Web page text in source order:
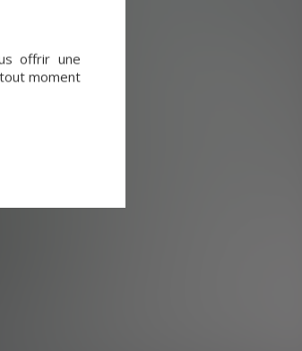
offrir une
moment